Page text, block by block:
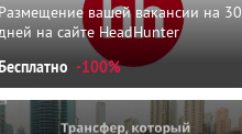
Размещение вашей вакансии на 30
на сайте HeadHunter
-100%